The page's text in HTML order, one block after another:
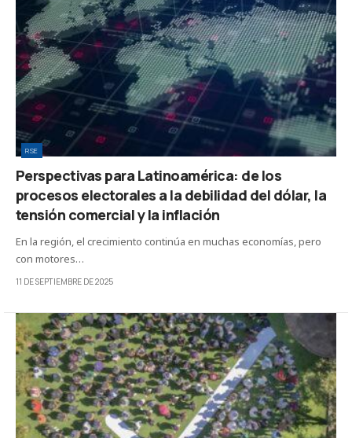
RSE
Perspectivas para Latinoamérica: de los
procesos electorales a la debilidad del dólar, la
tensión comercial y la inflación
En la región, el crecimiento continúa en muchas economías, pero
con motores…
11 DE SEPTIEMBRE DE 2025